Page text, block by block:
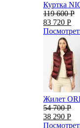
Куртка
119 600 Р
83 720 Р
Жилет
54 700 Р
38 290 Р